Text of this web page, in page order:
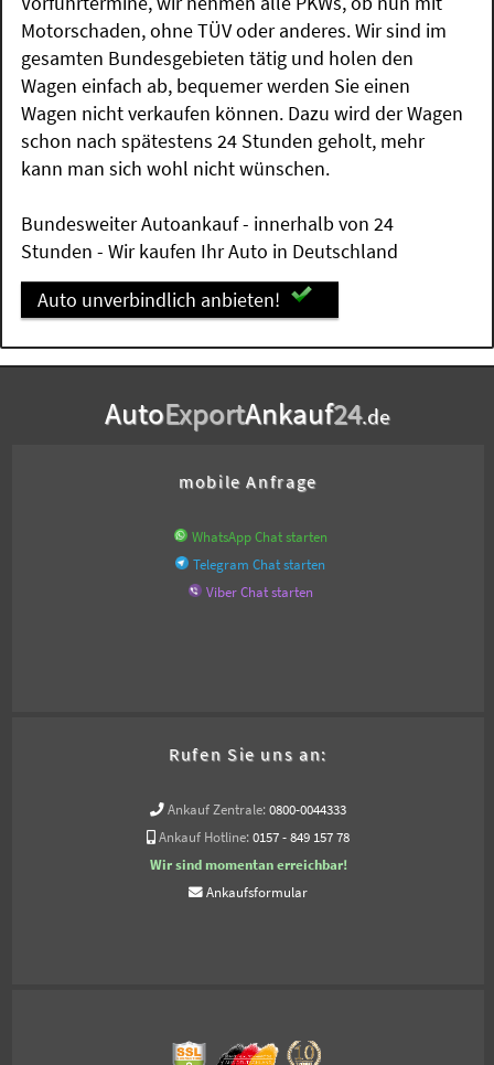
Motorschaden, ohne TÜV oder anderes. Wir sind im
gesamten Bundesgebieten tätig und holen den
Wagen einfach ab, bequemer werden Sie einen
Wagen nicht verkaufen können. Dazu wird der Wagen
schon nach spätestens 24 Stunden geholt, mehr
kann man sich wohl nicht wünschen.
Bundesweiter Autoankauf - innerhalb von 24
Stunden - Wir kaufen Ihr Auto in Deutschland
Auto unverbindlich anbieten!
AutoExportAnkauf24.de
mobile Anfrage
WhatsApp Chat starten
Telegram Chat starten
Viber Chat starten
Rufen Sie uns an:
Ankauf Zentrale: 0800-0044333
Ankauf Hotline: 0157 - 849 157 78
Wir sind momentan erreichbar!
Ankaufsformular